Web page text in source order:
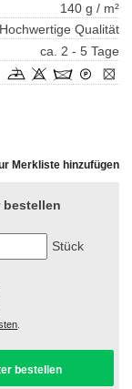
140 g / m²
Hochwertige Qualität
ca. 2 - 5 Tage
Merkliste hinzufügen
bestellen
Stück
bestellen